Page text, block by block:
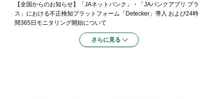
【全国からのお知らせ】「JAネットバンク」・「JAバンクアプリ プラ
ス」における不正検知プラットフォーム「Detecker」導入 および24時
間365日モニタリング開始について
さらに見る